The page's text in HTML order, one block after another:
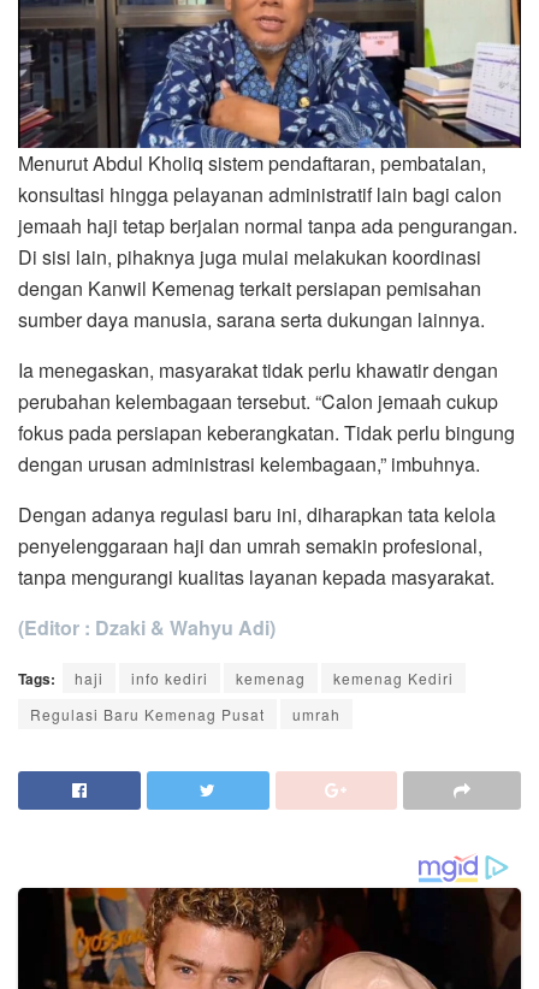
Menurut Abdul Kholiq sistem pendaftaran, pembatalan,
konsultasi hingga pelayanan administratif lain bagi calon
jemaah haji tetap berjalan normal tanpa ada pengurangan.
Di sisi lain, pihaknya juga mulai melakukan koordinasi
dengan Kanwil Kemenag terkait persiapan pemisahan
sumber daya manusia, sarana serta dukungan lainnya.
Ia menegaskan, masyarakat tidak perlu khawatir dengan
perubahan kelembagaan tersebut. “Calon jemaah cukup
fokus pada persiapan keberangkatan. Tidak perlu bingung
dengan urusan administrasi kelembagaan,” imbuhnya.
Dengan adanya regulasi baru ini, diharapkan tata kelola
penyelenggaraan haji dan umrah semakin profesional,
tanpa mengurangi kualitas layanan kepada masyarakat.
(Editor : Dzaki & Wahyu Adi)
Tags: haji info kediri kemenag
kemenag Kediri
Regulasi Baru Kemenag Pusat
umrah